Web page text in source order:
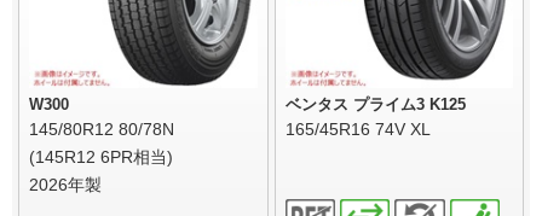
W300
145/80R12 80/78N
(145R12 6PR相当)
2026年製
ベンタス プライム3 K125
165/45R16 74V XL